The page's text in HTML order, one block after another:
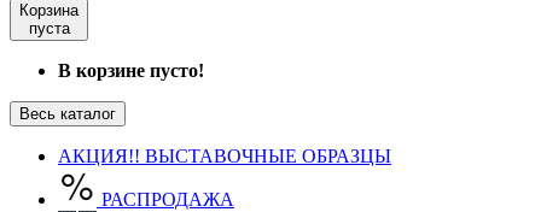
Корзина
пуста
В корзине пусто!
Весь каталог
АКЦИЯ!! ВЫСТАВОЧНЫЕ ОБРАЗЦЫ
РАСПРОДАЖА